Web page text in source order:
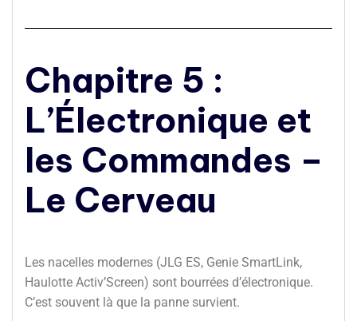
Chapitre 5 :
L’Électronique et
les Commandes –
Le Cerveau
Les nacelles modernes (JLG ES, Genie SmartLink,
Haulotte Activ’Screen) sont bourrées d’électronique.
C’est souvent là que la panne survient.